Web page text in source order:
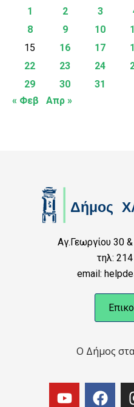
1
2 3
8
9 10
15
16 17
22
23 24
29
30
31
« Φεβ
Απρ »
Αγ.Γεωργίου 30
τηλ:
email:
Ο Δήμος